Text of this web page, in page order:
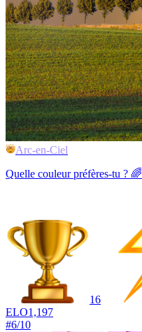
Arc-en-Ciel
Quelle couleur préfères-tu ? 🌈
16
ELO1,197
#6/10